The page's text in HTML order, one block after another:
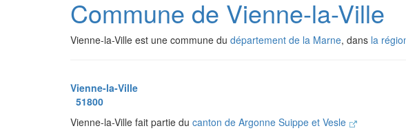
Commune de Vienne-la-Ville
Vienne-la-Ville est une commune du département de la Marne, dans la
Vienne-la-Ville
51800
Vienne-la-Ville fait partie du canton de Argonne Suippe et Vesle